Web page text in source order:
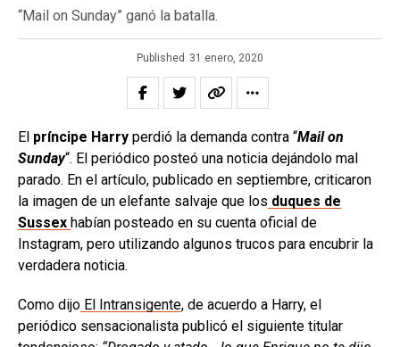
“Mail on Sunday” ganó la batalla.
Published 31 enero, 2020
El príncipe Harry perdió la demanda contra “Mail on
Sunday“. El periódico posteó una noticia dejándolo mal
parado. En el artículo, publicado en septiembre, criticaron
la imagen de un elefante salvaje que los duques de
Sussex habían posteado en su cuenta oficial de
Instagram, pero utilizando algunos trucos para encubrir la
verdadera noticia.
Como dijo El Intransigente, de acuerdo a Harry, el
periódico sensacionalista publicó el siguiente titular